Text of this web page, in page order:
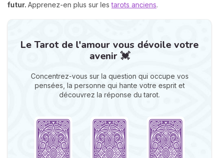
futur. Apprenez-en plus sur lestarots anciens.
Le Tarot de l'amour vous dévoile votre
avenir 💓
Concentrez-vous sur la question qui occupe vos
pensées, la personne qui hante votre esprit et
découvrez la réponse du tarot.